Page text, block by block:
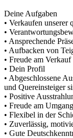
Deine Aufgaben
• Verkaufen
•
• Ansprechende
• Aufbacken von
• Freude am
• Dein Profil
• Abgeschlossene
und Quereinsteiger
• Positive
• Freude am
• Flexibel in der
• Zuverlässig,
• Gute